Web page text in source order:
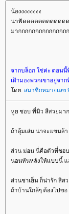
น้องงงงงงงง
น่าฟัดดดดดดดดดดดด
มากกกกกกกกกกกกกก
จากบล็อก ใช่ค่ะ ตอน
เฝ้ามองพวกเขาอยู่จา
ดย: สมาชิกหมายเลข
หูย ชอบ พี่มิว สีสวยมา
ถ้าอุ้มเล่น น่าจะแขนล้
ส่วน ม่อน นี่คือตัวที่ชอ
นอนหันหลังให้แบบนี้ แ
ส่วนชาเย็น ก็น่ารัก สีส
ถ้าบ้านใกล้ๆ ต้องไปข